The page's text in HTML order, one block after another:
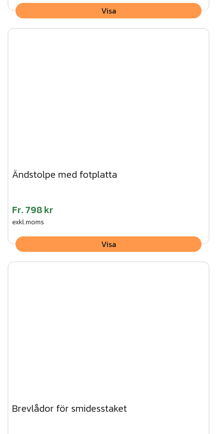
När du begär en offert från oss får du alltid en ordentlig
ritning av oss där ingjutningsmått (avstånd mellan stolpar)
tydligt framgår - oavsett om det är du eller vi som ska
Visa
Ändstolpe med fotplatta
Fr.798 kr
exkl.moms
Visa
Brevlådor för smidesstaket